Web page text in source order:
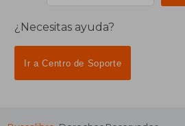
¿Necesitas ayuda?
Ir a Centro de Soporte